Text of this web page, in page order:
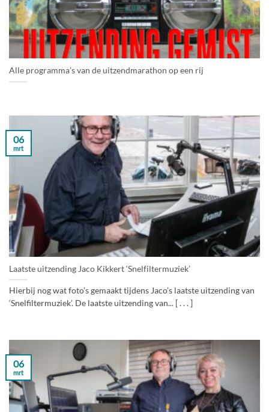
Alle programma’s van de uitzendmarathon op een rij
Laatste uitzending Jaco Kikkert ‘Snelfiltermuziek’
Hierbij nog wat foto’s gemaakt tijdens Jaco’s laatste uitzending van
‘Snelfiltermuziek’. De laatste uitzending van... [ . . . ]
06
mrt
06
mrt